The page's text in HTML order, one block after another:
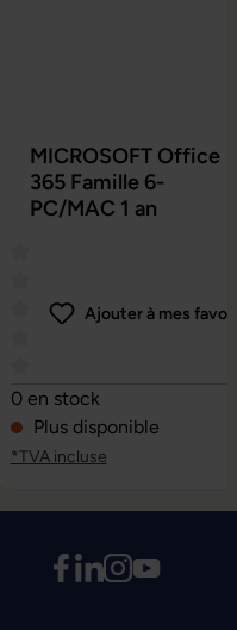
MICROSOFT Office
365 Famille 6-
PC/MAC 1 an
Note moyenne de 0 sur 5
Ajouter à mes
0 en stock
Plus disponible
*TVA incluse